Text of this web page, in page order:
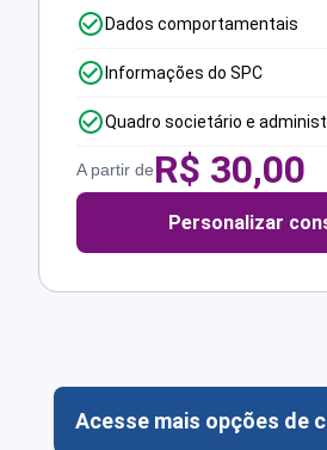
Dados comportamentais
Informações do SPC
Quadro societário e
A partir deR$ 30,00
Personalizar
Acesse mais opções de